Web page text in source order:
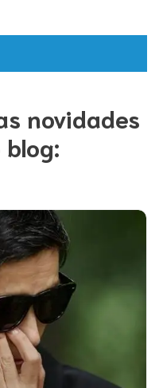
novidades
blog: